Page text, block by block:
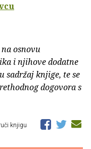
osnovu
i njihove dodatne
sadržaj knjige, te se
dogovora s
knjigu